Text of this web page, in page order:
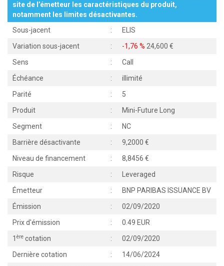
site de l’émetteur les caractéristiques du produit,
notamment les limites désactivantes.
Sous-jacent
:
ELIS
Variation sous-jacent
: -1,76 % 24,600
Sens
:
Call
Échéance
:
illimité
Parité
:
5
Produit
:
Mini-Future Long
Segment
:
NC
Barrière désactivante
:
9,2000
Niveau de financement
:
8,8456
Risque
:
Leveraged
Émetteur
:
BNP PARIBAS ISSUANCE BV
Émission
:
02/09/2020
Prix d'émission
:
0.49 EUR
1 ère cotation :
02/09/2020
Dernière cotation
:
14/06/2024